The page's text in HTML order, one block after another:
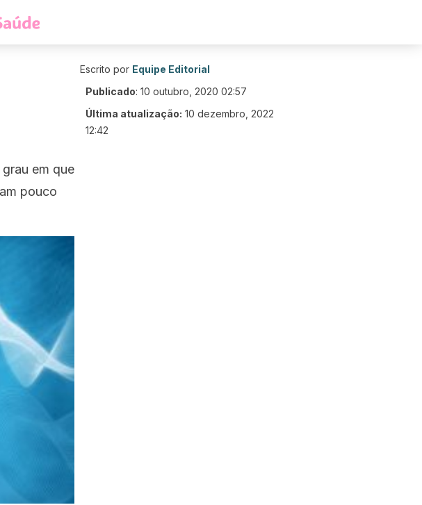
em que
pouco
Escrito por Equipe Editorial
Publicado: 10 outubro, 2020 02:57
Última atualização: 10 dezembro, 2022
12:42